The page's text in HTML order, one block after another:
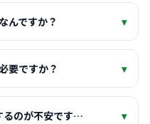
んですか？ ▾
要ですか？ ▾
るのが不安です… ▾